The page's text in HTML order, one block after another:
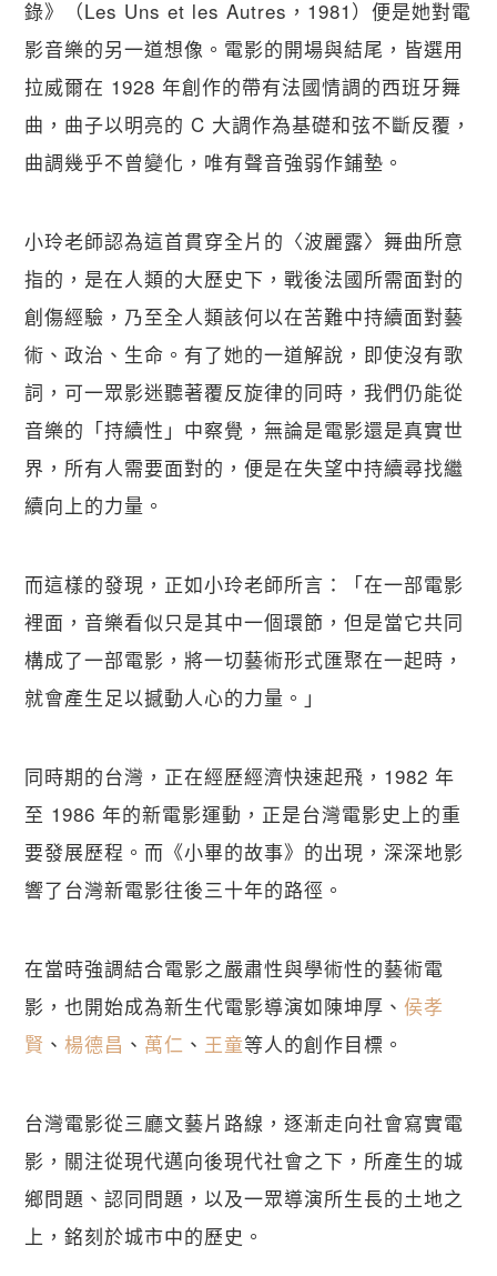
錄》（Les Uns et les Autres，1981）便是她對電
影音樂的另一道想像。電影的開場與結尾，皆選用
拉威爾在 1928 年創作的帶有法國情調的西班牙舞
曲，曲子以明亮的 C 大調作為基礎和弦不斷反覆，
曲調幾乎不曾變化，唯有聲音強弱作鋪墊。
小玲老師認為這首貫穿全片的〈波麗露〉舞曲所意
指的，是在人類的大歷史下，戰後法國所需面對的
創傷經驗，乃至全人類該何以在苦難中持續面對藝
術、政治、生命。有了她的一道解說，即使沒有歌
詞，可一眾影迷聽著覆反旋律的同時，我們仍能從
音樂的「持續性」中察覺，無論是電影還是真實世
界，所有人需要面對的，便是在失望中持續尋找繼
續向上的力量。
而這樣的發現，正如小玲老師所言：「在一部電影
裡面，音樂看似只是其中一個環節，但是當它共同
構成了一部電影，將一切藝術形式匯聚在一起時，
就會產生足以撼動人心的力量。」
同時期的台灣，正在經歷經濟快速起飛，1982 年
至 1986 年的新電影運動，正是台灣電影史上的重
要發展歷程。而《小畢的故事》的出現，深深地影
響了台灣新電影往後三十年的路徑。
在當時強調結合電影之嚴肅性與學術性的藝術電
影，也開始成為新生代電影導演如陳坤厚、侯孝
賢 、楊德昌 、 萬仁 、 王童等人的創作目標。
台灣電影從三廳文藝片路線，逐漸走向社會寫實電
影，關注從現代邁向後現代社會之下，所產生的城
鄉問題、認同問題，以及一眾導演所生長的土地之
上，銘刻於城市中的歷史。
關閉